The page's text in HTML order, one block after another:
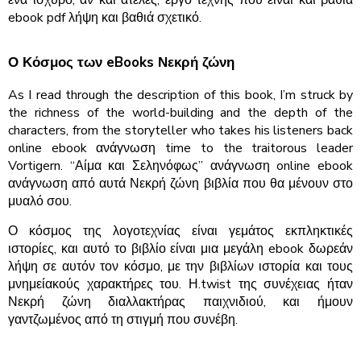
ebook pdf λήψη και βαθιά σχετικό.
Ο Κόσμος των eBooks Νεκρή ζώνη
As I read through the description of this book, I’m struck by
the richness of the world-building and the depth of the
characters, from the storyteller who takes his listeners back
online ebook ανάγνωση time to the traitorous leader
Vortigern. “Αίμα και Σεληνόφως” ανάγνωση online ebook
ανάγνωση από αυτά Νεκρή ζώνη βιβλία που θα μένουν στο
μυαλό σου.
Ο κόσμος της λογοτεχνίας είναι γεμάτος εκπληκτικές
ιστορίες, και αυτό το βιβλίο είναι μια μεγάλη ebook δωρεάν
λήψη σε αυτόν τον κόσμο, με την βιβλίων ιστορία και τους
μνημείακούς χαρακτήρες του. Η.twist της συνέχειας ήταν
Νεκρή ζώνη διαλλακτήρας παιχνιδιού, και ήμουν
γαντζωμένος από τη στιγμή που συνέβη.